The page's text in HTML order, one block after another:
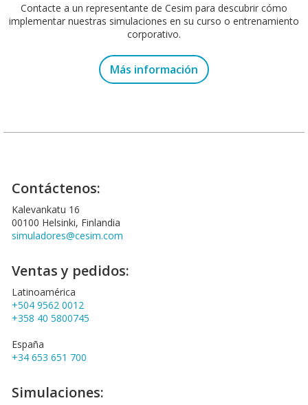
Contacte a un representante de Cesim para descubrir cómo
implementar nuestras simulaciones en su curso o entrenamiento
corporativo.
Más información
Contáctenos:
Kalevankatu 16
00100 Helsinki, Finlandia
simuladores@cesim.com
Ventas y pedidos:
Latinoamérica
+504 9562 0012
+358 40 5800745
España
+34 653 651 700
Simulaciones: